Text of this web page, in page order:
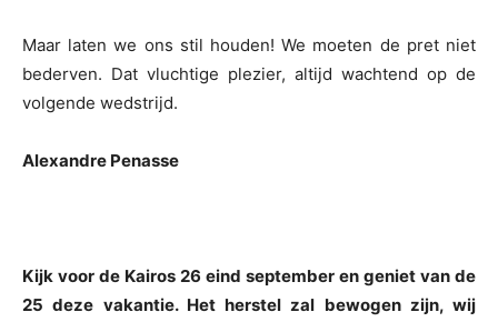
Maar laten we ons stil houden! We moeten de pret niet
bederven. Dat vluchtige plezier, altijd wachtend op de
volgende wedstrijd.
Alexandre Penasse
Kijk voor de Kairos 26 eind september en geniet van de
25 deze vakantie. Het herstel zal bewogen zijn, wij